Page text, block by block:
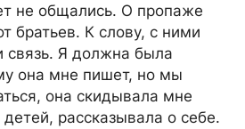
не общались. О пропаже
братьев. К слову, с ними
Я должна была
она мне пишет, но мы
она скидывала мне
рассказывала о себе.